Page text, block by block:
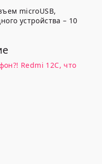
microUSB,
устройства – 10
Redmi 12C, что